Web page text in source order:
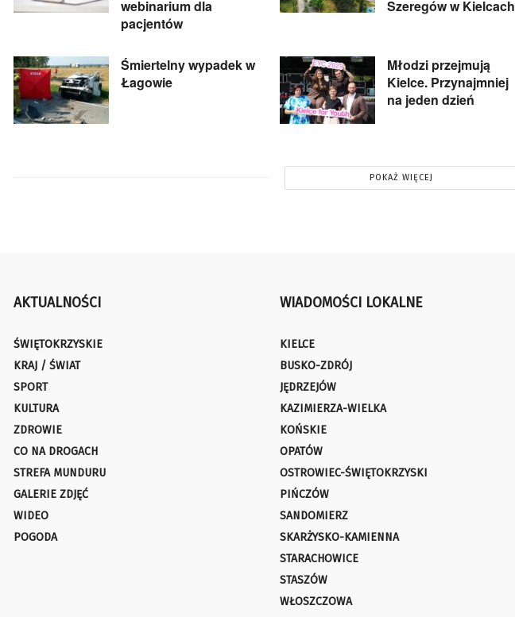
webinarium dla
pacjentów
Szeregów w Kielcach
Śmiertelny wypadek w
Łagowie
Młodzi przejmują
Kielce. Przynajmniej
na jeden dzień
POKAŻ WIĘCEJ
AKTUALNOŚCI
ŚWIĘTOKRZYSKIE
KRAJ / ŚWIAT
SPORT
KULTURA
ZDROWIE
CO NA DROGACH
STREFA MUNDURU
GALERIE ZDJĘĆ
WIDEO
POGODA
WIADOMOŚCI LOKALNE
KIELCE
BUSKO-ZDRÓJ
JĘDRZEJÓW
KAZIMIERZA-WIELKA
KOŃSKIE
OPATÓW
OSTROWIEC-ŚWIĘTOKRZYSKI
PIŃCZÓW
SANDOMIERZ
SKARŻYSKO-KAMIENNA
STARACHOWICE
STASZÓW
WŁOSZCZOWA